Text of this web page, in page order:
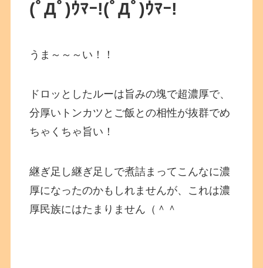
(ﾟДﾟ)ｳﾏｰ!(ﾟДﾟ)ｳﾏｰ!
うま～～～い！！
ドロッとしたルーは旨みの塊で超濃厚で、
分厚いトンカツとご飯との相性が抜群でめ
ちゃくちゃ旨い！
継ぎ足し継ぎ足しで煮詰まってこんなに濃
厚になったのかもしれませんが、これは濃
厚民族にはたまりません（＾＾